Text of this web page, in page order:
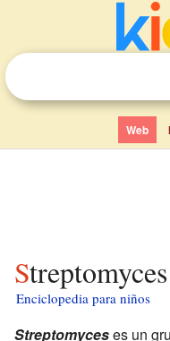
Web
Enciclopedia para niños
Streptomyceses un